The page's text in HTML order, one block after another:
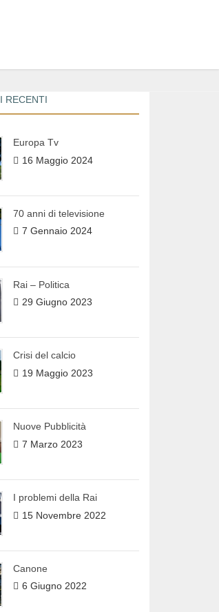
RECENTI
Europa Tv
16 Maggio 2024
70 anni di televisione
7 Gennaio 2024
Rai – Politica
29 Giugno 2023
Crisi del calcio
19 Maggio 2023
Nuove Pubblicità
7 Marzo 2023
I problemi della Rai
15 Novembre 2022
Canone
6 Giugno 2022